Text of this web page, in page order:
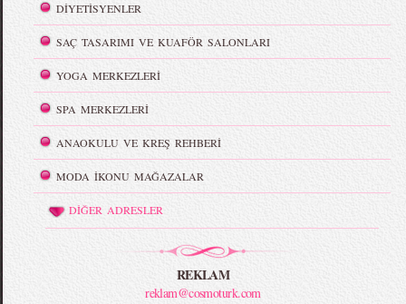
DİYETİSYENLER
SAÇ TASARIMI VE KUAFÖR SALONLARI
YOGA MERKEZLERİ
SPA MERKEZLERİ
ANAOKULU VE KREŞ REHBERİ
MODA İKONU MAĞAZALAR
DİĞER ADRESLER
REKLAM
reklam@cosmoturk.com